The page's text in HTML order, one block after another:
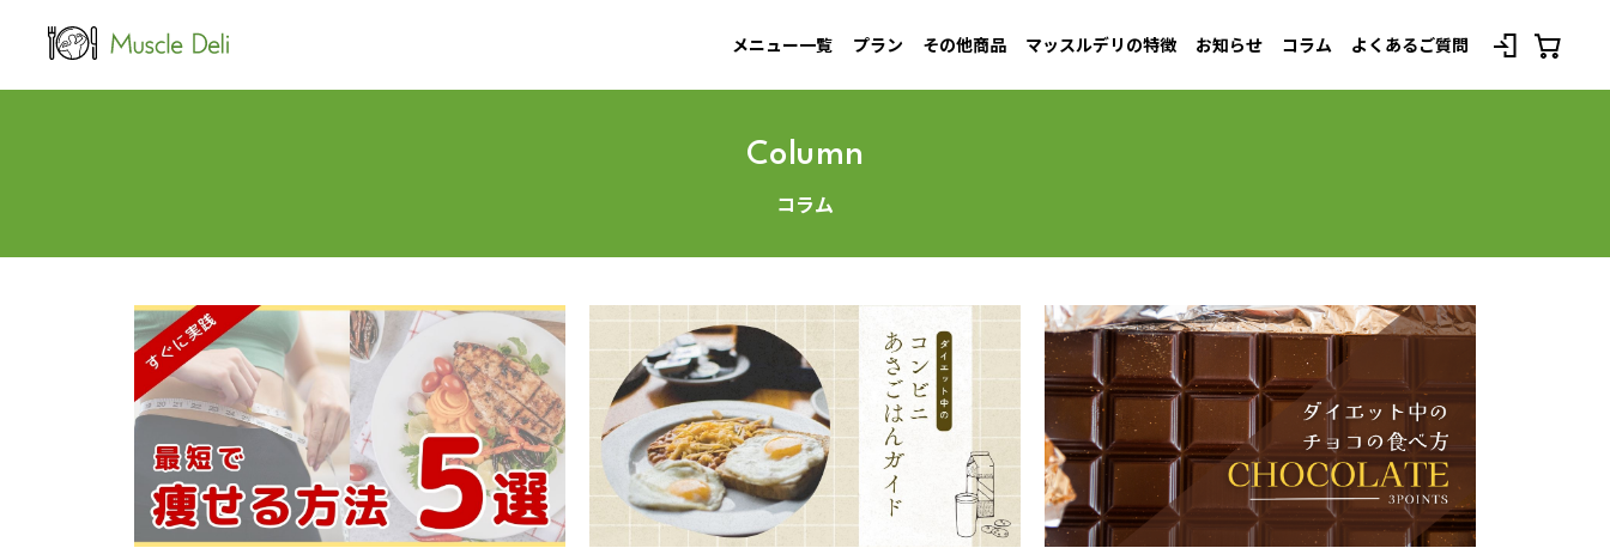
メニュー一覧 プラン その他商品 マッスルデリの特徴 お知らせ
新商品
コラム よくあるご質問
Column
コラム